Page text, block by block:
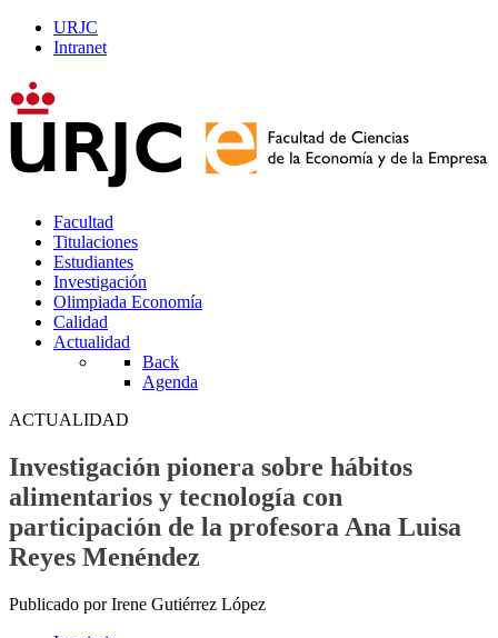
URJC
Intranet
Facultad
Titulaciones
Estudiantes
Investigación
Olimpiada Economía
Calidad
Actualidad
Back
Agenda
ACTUALIDAD
Investigación pionera sobre hábitos
alimentarios y tecnología con
participación de la profesora Ana Luisa
Reyes Menéndez
Publicado por Irene Gutiérrez López